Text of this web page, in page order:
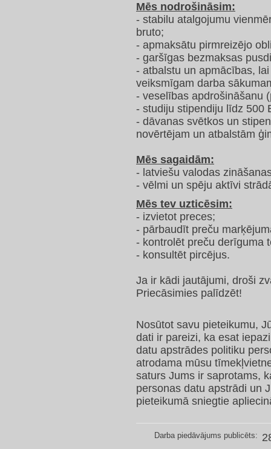
Mēs nodrošināsim:
- stabilu atalgojumu
bruto;
- apmaksātu pirmreizējo
- garšīgas bezmaksas
- atbalstu un apmācības,
veiksmīgam darba
- veselības apdrošināšanu
- studiju stipendiju līdz 500
- dāvanas svētkos un
novērtējam un atbalstām
Mēs sagaidām:
- latviešu valodas
- vēlmi un spēju aktīvi
Mēs tev uzticēsim:
- izvietot preces;
- pārbaudīt preču
- kontrolēt preču derīguma
- konsultēt pircējus.
Ja ir kādi jautājumi, droši
Priecāsimies palīdzēt!
Nosūtot savu pieteikumu,
dati ir pareizi, ka esat
datu apstrādes politiku
atrodama mūsu
saturs Jums ir saprotams,
personas datu apstrādi un
pieteikumā sniegtie
Darba piedāvājums publicēts: